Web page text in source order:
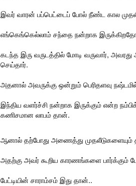
இவர் வாரன் பப்பெட்டைப் போல் நீண்ட கால
எங்கெங்கெல்லாம் சந்தை நன்றாக இருக்கிறதோ
கடந்த இரு வருடத்தில் மோடி வருவார்,
செய்தார்.
அதனால் அவருக்கு ஒன்றும் பெரிதளவு
இந்திய வளர்ச்சி நன்றாக இருக்கும் என்ற
கணிசமான லாபம் தான்.
ஆனால் தற்போது அணைத்து முதலீடுகளையும்
அதற்கு அவர் கூறிய காரணங்களை பார்க்கும்
பேட்டியின் சாராம்சம் இது தான்..